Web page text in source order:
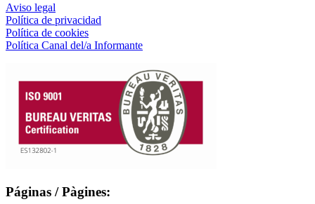
Aviso legal
Política de privacidad
Política de cookies
Política Canal del/a Informante
Páginas / Pàgines: